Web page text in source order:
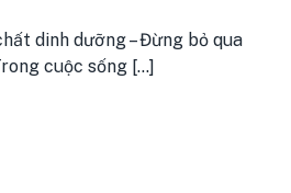
dinh dưỡng – Đừng bỏ qua
cuộc sống [...]